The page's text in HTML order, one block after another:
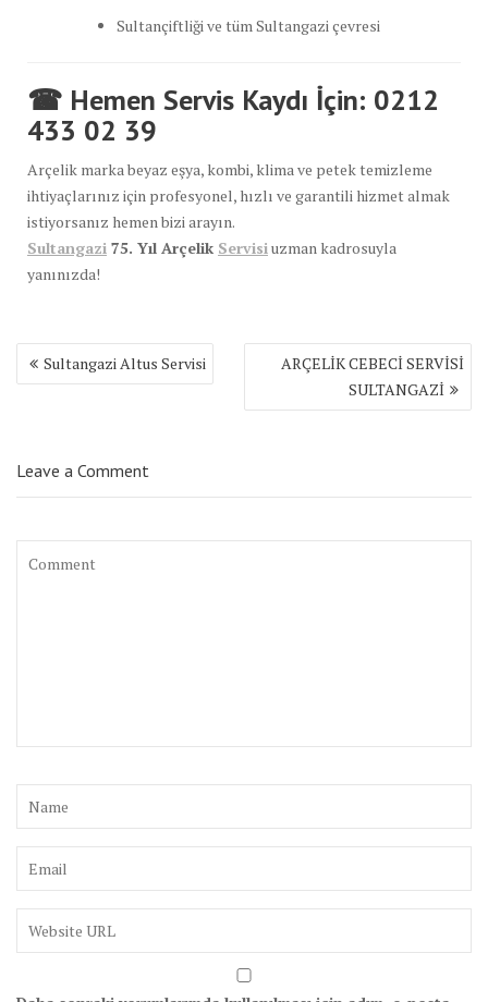
Sultançiftliği ve tüm Sultangazi çevresi
☎ Hemen Servis Kaydı İçin: 0212
433 02 39
Arçelik marka beyaz eşya, kombi, klima ve petek temizleme
ihtiyaçlarınız için profesyonel, hızlı ve garantili hizmet almak
istiyorsanız hemen bizi arayın.
Sultangazi 75. Yıl Arçelik Servisiuzman kadrosuyla
yanınızda!
Yazı
gezinmesi
Sultangazi Altus Servisi
ARÇELİK CEBECİ SERVİSİ
SULTANGAZİ
Leave a Comment